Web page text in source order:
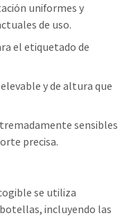
uniformes y
de uso.
el etiquetado de
y de altura que
sensibles
precisa.
se utiliza
incluyendo las